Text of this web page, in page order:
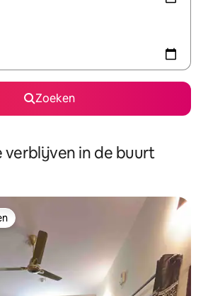
Zoeken
verblijven in de buurt